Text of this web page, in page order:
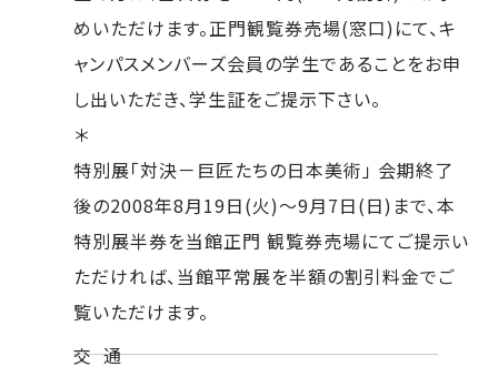
めいただけます。正門観覧券売場(窓口)にて、キ
ャンパスメンバーズ会員の学生であることをお申
し出いただき、学生証をご提示下さい。
＊
特別展「対決－巨匠たちの日本美術」 会期終了
後の2008年8月19日(火)～9月7日(日)まで、本
特別展半券を当館正門 観覧券売場にてご提示い
ただければ、当館平常展を半額の割引料金でご
覧いただけます。
交 通